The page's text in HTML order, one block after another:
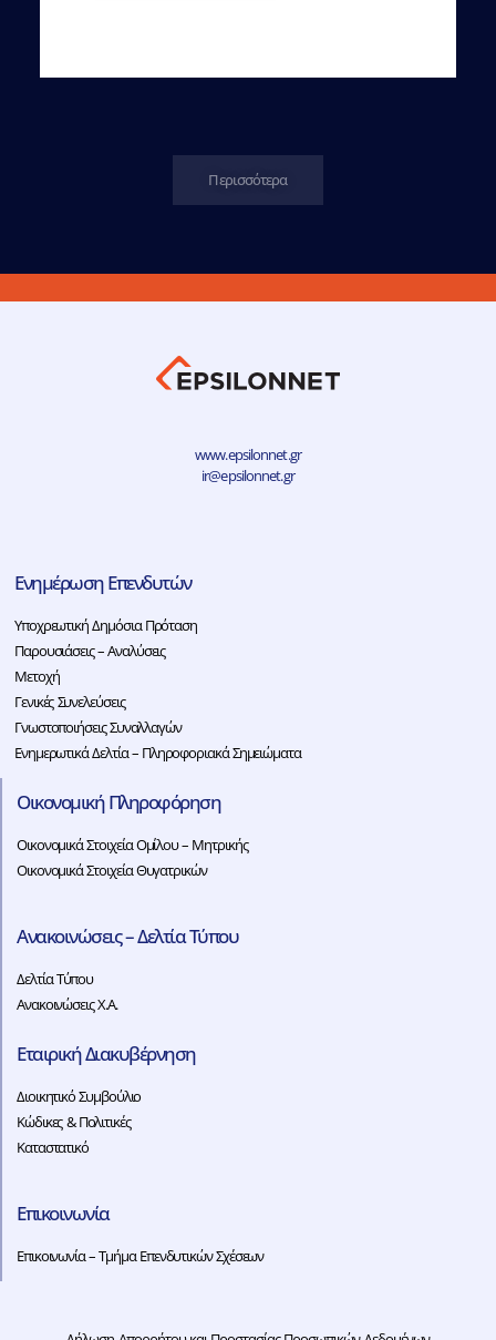
Περισσότερα
www.epsilonnet.gr
ir@epsilonnet.gr
Ενημέρωση Επενδυτών
Υποχρεωτική Δημόσια Πρόταση
Παρουσιάσεις – Αναλύσεις
Μετοχή
Γενικές Συνελεύσεις
Γνωστοποιήσεις Συναλλαγών
Ενημερωτικά Δελτία – Πληροφοριακά Σημειώματα
Οικονομική Πληροφόρηση
Οικονομικά Στοιχεία Ομίλου – Μητρικής
Οικονομικά Στοιχεία Θυγατρικών
Ανακοινώσεις – Δελτία Τύπου
Δελτία Τύπου
Ανακοινώσεις Χ.Α.
Εταιρική Διακυβέρνηση
Διοικητικό Συμβούλιο
Κώδικες & Πολιτικές
Καταστατικό
Επικοινωνία
Επικοινωνία – Τμήμα Επενδυτικών Σχέσεων